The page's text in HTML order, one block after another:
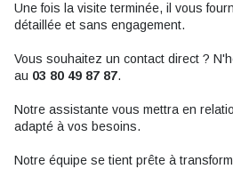
Une fois la visite terminée, il vous
détaillée et sans engagement.
Vous souhaitez un contact direct ?
au 03 80 49 87 87.
Notre assistante vous mettra en
adapté à vos besoins.
Notre équipe se tient prête à